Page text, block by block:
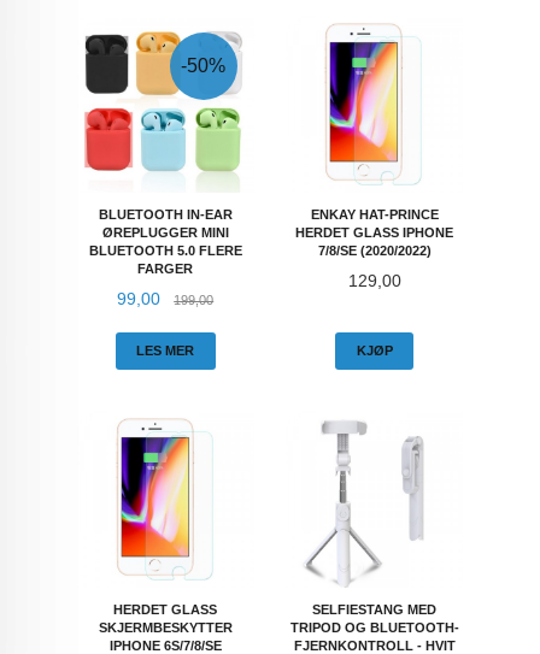
BLUETOOTH IN-EAR
ØREPLUGGER MINI
BLUETOOTH 5.0 FLERE
FARGER
Tilbud
99,00 199,00Rabatt
-50%
LES MER
ENKAY HAT-PRINCE
HERDET GLASS IPHONE
7/8/SE (2020/2022)
Pris
129,00
KJØP
HERDET GLASS
SKJERMBESKYTTER
IPHONE 6S/7/8/SE
SELFIESTANG MED
TRIPOD OG BLUETOOTH-
FJERNKONTROLL - HVIT